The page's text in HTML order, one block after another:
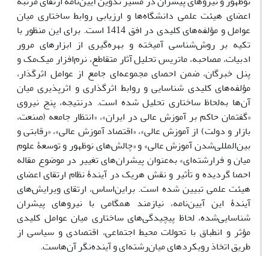
اعضای هیئت علمی دانشگاه‌ها و ارزیابی روابط ساختاری میان
عوامل و مؤلفه‌های کلیدی در افق 1414 است. برای این منظور با
تکیه بر روش‌شناسی آمیخته و بهره‌گیری از ابزارهای مرور
ادبیات، مصاحبه، ماتریس تحلیل آثار متقاطع، نرم‌افزار میک‌مک و
پنل خبرگان، ضمن احصای مجموعه‌ای جامع از عوامل اثرگذار،
مؤلفه‌های کلیدی شناسایی و روابط اثرگذاری و اثرپذیری میان
آن‌ها به‌لحاظ ساختاری تحلیل شده است. درنتیجه، پنج نیروی
«گفتمان حاکم بر آموزش عالی در ایران»، «انتظار جامعه (صنعت،
بازار و دولت) از آموزش عالی»، «اقتصاد آموزش عالی»، «رقابتی و
بین‌المللی‌شدن آموزش عالی» و «چالش‌های نوظهور و توسعۀ علوم
میان و فرارشته‌ای» به‌عنوان پیشران‌های تغییر در موضوع مقاله
احصا گردیده و تأثیر و نقش هریک در آیندۀ نظام ارتقای اعضای
هیئت علمی تبیین شده است. براین‌اساس، ارتقای ویرایش‌های
آیندۀ این آیین‌نامه، نیازمند همگامی با نیروهای پیشران
شناسایی‌شده، لحاظ پیچیدگی‌های ساختاری میان عوامل کلیدی
مؤثر و انطباق با تحولات محیط اجتماعی، اقتصادی و سیاسی از
طریق اتخاذ رویکردهای میان‌رشته‌ای و آینده‌نگر آن‌هاست.